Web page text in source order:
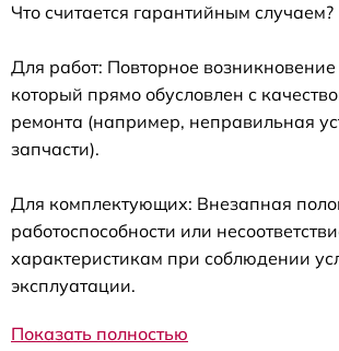
Что считается гарантийным случаем?
Для работ: Повторное
который прямо обусловлен с
ремонта (например, неправильная
запчасти).
Для комплектующих: Внезапная
работоспособности или
характеристикам при соблюдении
эксплуатации.
Показать полностью